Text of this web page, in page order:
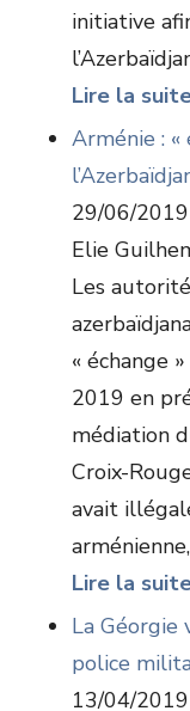
initiative
Lire la
Arménie : «
29/06/2019
Elie
Les
« échange
2019 en
médiation
Croix-
avait
arménienne,
Lire la
La Géorgie
police
13/04/2019